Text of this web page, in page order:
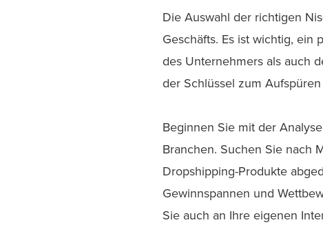
Die Auswahl der richtigen
Geschäfts. Es ist wichtig, ein
des Unternehmers als auch
der Schlüssel zum
Beginnen Sie mit der
Branchen. Suchen Sie nach
Dropshipping-Produkte
Gewinnspannen und
Sie auch an Ihre eigenen